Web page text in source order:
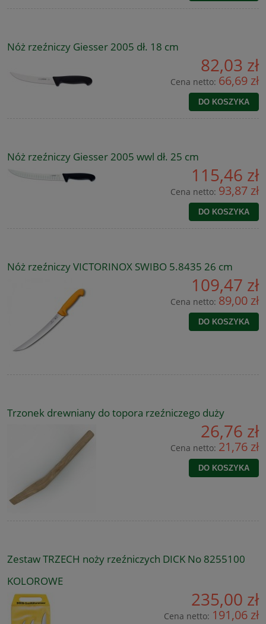
Nóż rzeźniczy Giesser 2005 dł. 18 cm
82,03 zł
Cena netto: 66,69 zł
DO KOSZYKA
Nóż rzeźniczy Giesser 2005 wwl dł. 25 cm
115,46 zł
Cena netto: 93,87 zł
DO KOSZYKA
Nóż rzeźniczy VICTORINOX SWIBO 5.8435 26 cm
109,47 zł
Cena netto: 89,00 zł
DO KOSZYKA
Trzonek drewniany do topora rzeźniczego duży
26,76 zł
Cena netto: 21,76 zł
DO KOSZYKA
Zestaw TRZECH noży rzeźniczych DICK No 8255100
KOLOROWE
235,00 zł
Cena netto: 191,06 zł